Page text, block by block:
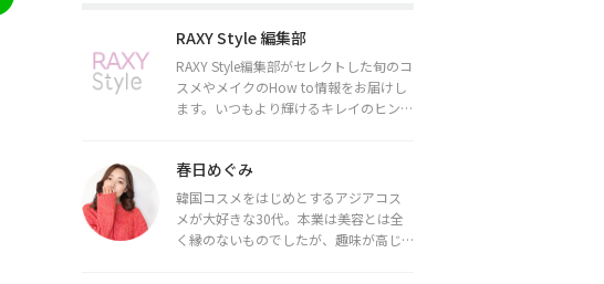
RAXY Style 編集部
RAXY Style編集部がセレクトした旬のコ
スメやメイクのHow to情報をお届けし
ます。いつもより輝けるキレイのヒント
春日めぐみ
韓国コスメをはじめとするアジアコス
メが大好きな30代。本業は美容とは全
く縁のないものでしたが、趣味が高じ